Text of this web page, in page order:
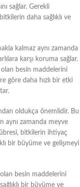
sağlar. Gerekli
daha sağlıklı ve
kalmaz aynı zamanda
karşı koruma sağlar.
besin maddelerini
göre daha hızlı bir etki
oldukça önemlidir. Bu
aynı zamanda meyve
bitkilerin ihtiyaç
bir büyüme ve gelişmeyi
besin maddelerini
bir büyüme ve